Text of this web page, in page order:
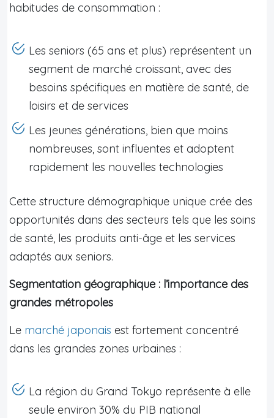
habitudes de consommation :
Les seniors (65 ans et plus) représentent un
segment de marché croissant, avec des
besoins spécifiques en matière de santé, de
loisirs et de services
Les jeunes générations, bien que moins
nombreuses, sont influentes et adoptent
rapidement les nouvelles technologies
Cette structure démographique unique crée des
opportunités dans des secteurs tels que les soins
de santé, les produits anti-âge et les services
adaptés aux seniors.
Segmentation géographique : l’importance des
grandes métropoles
Le marché japonais est fortement concentré
dans les grandes zones urbaines :
La région du Grand Tokyo représente à elle
seule environ 30% du PIB national